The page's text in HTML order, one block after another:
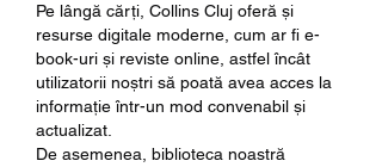
Pe lângă cărți, Collins Cluj oferă și
resurse digitale moderne, cum ar fi e-
book-uri și reviste online, astfel încât
utilizatorii noștri să poată avea acces la
informație într-un mod convenabil și
actualizat.
De asemenea, biblioteca noastră